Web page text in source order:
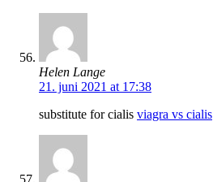
Helen Lange
21. juni 2021 at 17:38
substitute for cialis viagra vs cialis